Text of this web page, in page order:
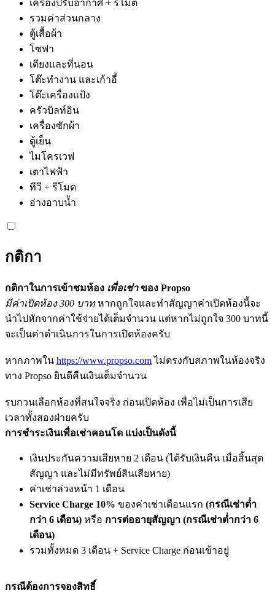
เครื่องปรับอากาศ + รีโมต
รวมค่าส่วนกลาง
ตู้เสื้อผ้า
โซฟา
เตียงและที่นอน
โต๊ะทำงาน และเก้าอี้
โต๊ะเครื่องแป้ง
ครัวบิลท์อิน
เครื่องซักผ้า
ตู้เย็น
ไมโครเวฟ
เตาไฟฟ้า
ทีวี + รีโมต
อ่างอาบน้ำ
กติกา
กติกาในการเข้าชมห้อง เพื่อเช่าของ Propso
มีค่าเปิดห้อง 300 บาทหากถูกใจและทำสัญญาค่าเปิดห้องนี้จะ
นำไปหักจากค่าใช้จ่ายได้เต็มจำนวน แต่หากไม่ถูกใจ 300 บาทนี้
จะเป็นค่าดำเนินการในการเปิดห้องครับ
หากภาพใน https://www.propso.com ไม่ตรงกับสภาพในห้องจริง
ทาง Propso ยินดีคืนเงินเต็มจำนวน
รบกวนเลือกห้องที่สนใจจริง ก่อนเปิดห้อง เพื่อไม่เป็นการเสีย
เวลาทั้งสองฝ่ายครับ
การชำระเงินเพื่อเช่าคอนโด แบ่งเป็นดังนี้
เงินประกันความเสียหาย 2 เดือน (ได้รับเงินคืน เมื่อสิ้นสุด
สัญญา และไม่มีทรัพย์สินเสียหาย)
ค่าเช่าล่วงหน้า 1 เดือน
Service Charge 10% ของค่าเช่าเดือนแรก (กรณีเช่าต่ำ
กว่า 6 เดือน) หรือ การต่ออายุสัญญา (กรณีเช่าต่ำกว่า 6
เดือน)
รวมทั้งหมด 3 เดือน + Service Charge ก่อนเข้าอยู่
กรณีต้องการจองสิทธิ์